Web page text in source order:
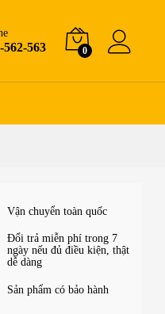
562-563 0
Vận chuyển toàn quốc
Đổi trả miễn phí trong 7
ngày nếu đủ điều kiện, thật
dễ dàng
Sản phẩm có bảo hành